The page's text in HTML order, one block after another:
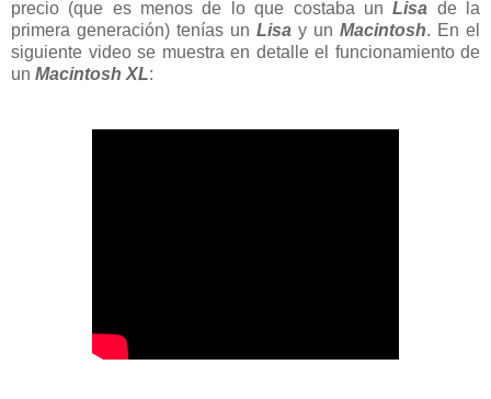
precio (que es menos de lo que costaba unLisa de la
primera generación) tenías un Lisa y un Macintosh. En el
siguiente video se muestra en detalle el funcionamiento de
un Macintosh XL: